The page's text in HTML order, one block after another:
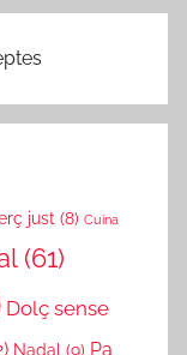
just (8) Cuina
(61)
Dolç sense
Nadal (9) Pa